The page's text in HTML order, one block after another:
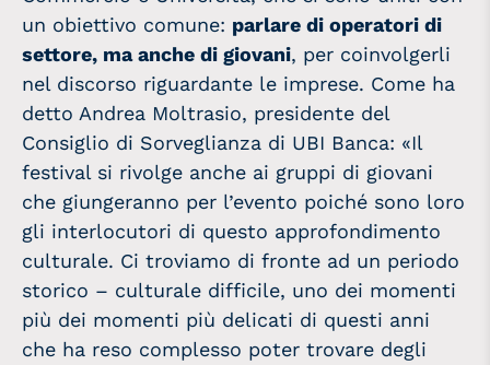
un obiettivo comune: parlare di operatori di
settore, ma anche di giovani, per coinvolgerli
nel discorso riguardante le imprese. Come ha
detto Andrea Moltrasio, presidente del
Consiglio di Sorveglianza di UBI Banca: «Il
festival si rivolge anche ai gruppi di giovani
che giungeranno per l’evento poiché sono loro
gli interlocutori di questo approfondimento
culturale. Ci troviamo di fronte ad un periodo
storico – culturale difficile, uno dei momenti
più dei momenti più delicati di questi anni
che ha reso complesso poter trovare degli